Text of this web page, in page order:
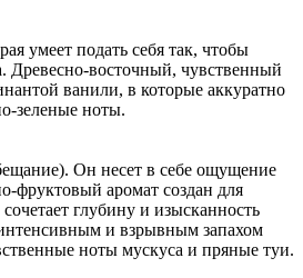
умеет подать себя так, чтобы
Древесно-восточный, чувственный
ванили, в которые аккуратно
зеленые ноты.
Он несет в себе ощущение
фруктовый аромат создан для
глубину и изысканность
и взрывным запахом
ноты мускуса и пряные туи.